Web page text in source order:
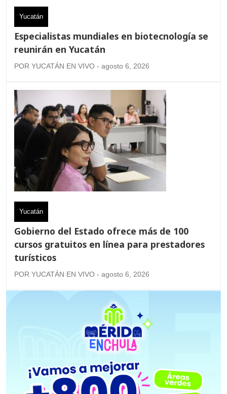
Yucatán
Especialistas mundiales en biotecnología se
reunirán en Yucatán
POR YUCATÁN EN VIVO - agosto 6, 2026
Yucatán
Gobierno del Estado ofrece más de 100
cursos gratuitos en línea para prestadores
turísticos
POR YUCATÁN EN VIVO - agosto 6, 2026